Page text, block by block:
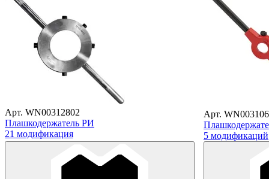
Арт. WN00312802
Плашкодержатель РИ
21 модификация
Арт.
5 модификаций